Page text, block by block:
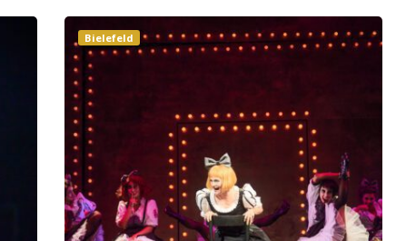
Bielefeld